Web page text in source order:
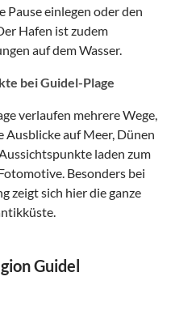
Pause einlegen oder den
Hafen ist zudem
auf dem Wasser.
bei Guidel-Plage
verlaufen mehrere Wege,
Ausblicke auf Meer, Dünen
laden zum
Besonders bei
zeigt sich hier die ganze
Guidel